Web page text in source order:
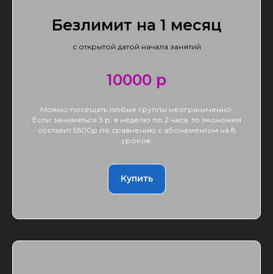
Безлимит на 1 месяц
с открытой датой начала занятий
10000 р
Можно посещать любые группы неограниченно.
Если заниматься 3 р. в неделю по 2 часа, то экономия
составит 9500р по сравнению с абонементом на 8
уроков.
Купить